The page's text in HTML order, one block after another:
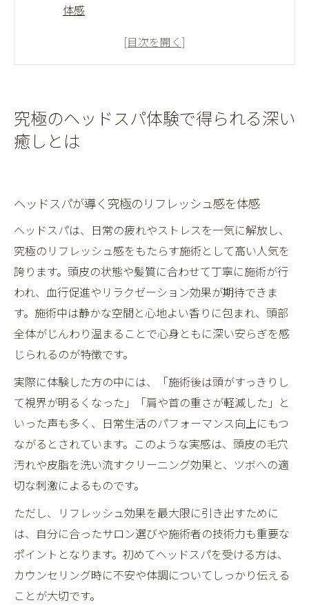
体感
究極のヘッドスパで心身に訪れる癒しの変
口コミで話題のヘッドスパの癒しポイント
解説
ヘッドスパ後の眠気やだるさに悩む方への対策
法
ヘッドスパ後の眠気やだるさの原因と対処
法
ヘッドスパ直後の不調と安全なリフレッシ
ュ術
眠気やだるさを防ぐヘッドスパ後のケア方
法
口コミで分かるヘッドスパ後の体調管理ポ
イント
ヘッドスパの翌日だるさを和らげる実践ア
ドバイス
継続するヘッドスパで睡眠はどう変わるのか検
証
継続ヘッドスパで実感する究極睡眠への変
化
ヘッドスパを続けた結果睡眠の質に現れる
効果
究極のヘッドスパ体験で得られる深い
癒しとは
ヘッドスパが導く究極のリフレッシュ感を体感
ヘッドスパは、日常の疲れやストレスを一気に解放し、
究極のリフレッシュ感をもたらす施術として高い人気を
誇ります。頭皮の状態や髪質に合わせて丁寧に施術が行
われ、血行促進やリラクゼーション効果が期待できま
す。施術中は静かな空間と心地よい香りに包まれ、頭部
全体がじんわり温まることで心身ともに深い安らぎを感
じられるのが特徴です。
実際に体験した方の中には、「施術後は頭がすっきりし
て視界が明るくなった」「肩や首の重さが軽減した」と
いった声も多く、日常生活のパフォーマンス向上にもつ
ながるとされています。このような実感は、頭皮の毛穴
汚れや皮脂を洗い流すクリーニング効果と、ツボへの適
切な刺激によるものです。
ただし、リフレッシュ効果を最大限に引き出すために
は、自分に合ったサロン選びや施術者の技術力も重要な
ポイントとなります。初めてヘッドスパを受ける方は、
カウンセリング時に不安や体調についてしっかり伝える
ことが大切です。